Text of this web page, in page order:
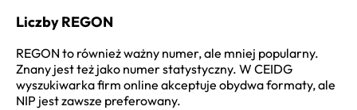
Liczby REGON
REGON to również ważny numer, ale mniej popularny.
Znany jest też jako numer statystyczny. W CEIDG
wyszukiwarka firm online akceptuje obydwa formaty, ale
NIP jest zawsze preferowany.